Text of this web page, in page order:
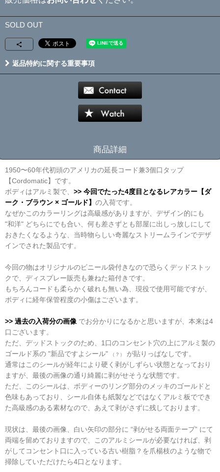
SOLD OUT
返品特約に関する重要事項
商品詳細
1950〜60年代初頭のアメリカの延長コード兼3個口タップ
【Cordomatic】です。
ボディはアルミ製で、 >> 今回でたった4度目となるレアカラー【ダ
ーク・ブラウン × ゴールド】 の入荷です。
なぜかこのカラーリングは高級感がありますが、デザイン的にも
"和洋" どちらにでも合い、何も差さずとも部屋に出しっ放しにして
おきたくなるような、当時物らしい奇麗なストリームラインでデザ
インでされた製品です。
今回の物はオリジナルのビニール袋付きなので恐らくデッドストッ
クで、ディスプレー販売も兼ねた箱付きです。
もちろんコードも柔らかく破れも無い為、現役で使用可能ですが、
ボディに経年保管程度の小傷はございます。
>> 過去の入荷分の画像 でお分かりになるかと思いますが、本来は4
口ございます。
ただ、デッドストックのため、1口のコンセント穴の上にアルミ製の
ゴールド系の "新品ですよシール"
（？）
が貼りっぱなしです。
通常はこのシールが経年により硬く剥がしずらい状態となっており
ますが、最後の画像の通り綺麗に剥がせそうな状態です。
ただ、このシールは、ボディーのリング部分のメッキのゴールドと
色味もあっており、シール自体も紙製などではなくアルミ板ででき
た高級感のある素材なので、あえて剥がさずに残しております。
現状は、最後の画像、白い矢印の部分に “剥がせる両面テープ” にて
両端を留めておりますので、このアルミシールが必要なければ、剥
がしてコンセント口に入っている古い樹脂？を爪楊枝のような物で
掃除していただけたら4口となります。